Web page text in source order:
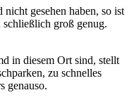
nicht gesehen haben, so ist
groß genug.
in diesem Ort sind, stellt
zu schnelles
genauso.